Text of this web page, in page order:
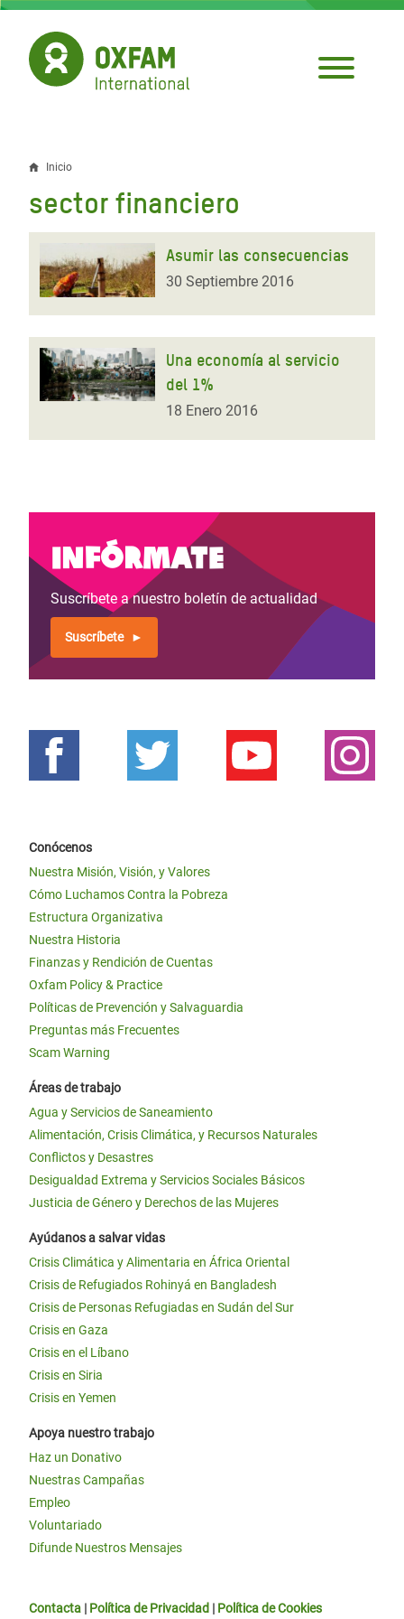
Pasar
contenido
principal
Sobrescribir
enlaces
ayuda
a
la
navegación
Inicio
sector financiero
Asumir las consecuencias
30 Septiembre 2016
Una economía al servicio
del 1%
18 Enero 2016
Infórmate
Suscríbete a nuestro boletín de actualidad
Suscríbete
Conócenos
Nuestra Misión, Visión, y Valores
Cómo Luchamos Contra la Pobreza
Estructura Organizativa
Nuestra Historia
Finanzas y Rendición de Cuentas
Oxfam Policy & Practice
Políticas de Prevención y Salvaguardia
Preguntas más Frecuentes
Scam Warning
Áreas de trabajo
Agua y Servicios de Saneamiento
Alimentación, Crisis Climática, y Recursos Naturales
Conflictos y Desastres
Desigualdad Extrema y Servicios Sociales Básicos
Justicia de Género y Derechos de las Mujeres
Ayúdanos a salvar vidas
Crisis Climática y Alimentaria en África Oriental
Crisis de Refugiados Rohinyá en Bangladesh
Crisis de Personas Refugiadas en Sudán del Sur
Crisis en Gaza
Crisis en el Líbano
Crisis en Siria
Crisis en Yemen
Apoya nuestro trabajo
Haz un Donativo
Nuestras Campañas
Empleo
Voluntariado
Difunde Nuestros Mensajes
Contacta | Política de Privacidad | Política de Cookies